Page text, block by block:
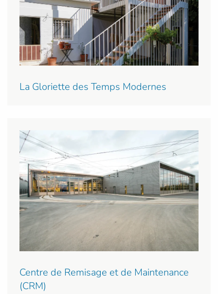
La Gloriette des Temps Modernes
Centre de Remisage et de Maintenance
(CRM)